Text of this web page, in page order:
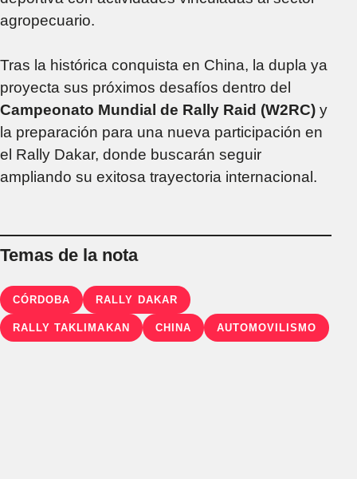
agropecuario.
Tras la histórica conquista en China, la dupla ya
proyecta sus próximos desafíos dentro del
Campeonato Mundial de Rally Raid (W2RC) y
la preparación para una nueva participación en
el Rally Dakar, donde buscarán seguir
ampliando su exitosa trayectoria internacional.
Temas de la nota
CÓRDOBA RALLY DAKAR
RALLY TAKLIMAKAN CHINA AUTOMOVILISMO